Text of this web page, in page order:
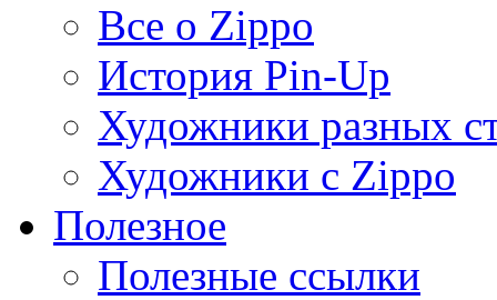
Все о Zippo
История Pin-Up
Художники разных
Художники с Zippo
Полезное
Полезные ссылки